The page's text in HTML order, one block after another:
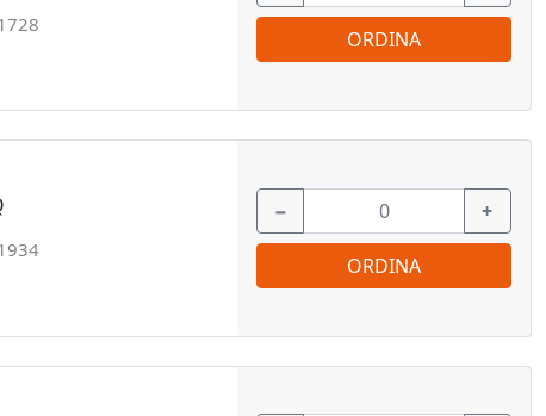
ORDINA
− +
ORDINA